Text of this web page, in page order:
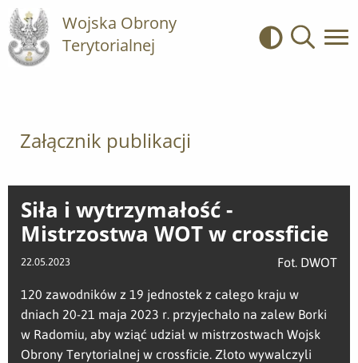
Wojska Obrony
Terytorialnej
Kontrast
Załącznik publikacji
Siła i wytrzymałość -
Mistrzostwa WOT w crossficie
22.05.2023 Fot. DWOT
120 zawodników z 19 jednostek z całego kraju w
dniach 20-21 maja 2023 r. przyjechało na zalew Borki
w Radomiu, aby wziąć udział w mistrzostwach Wojsk
Obrony Terytorialnej w crossficie. Złoto wywalczyli